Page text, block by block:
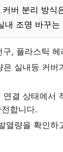
커버 분리 방식
내 조명 바꾸
구, 플라스틱
은 실내등 커버
연결 상태에서
합니다.
열량을 확인하